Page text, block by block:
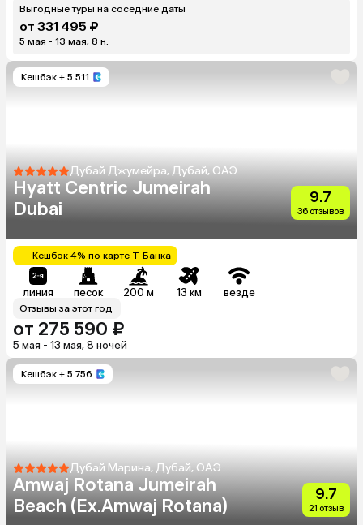
Выгодные туры на соседние даты
от 331 495 ₽
5 мая - 13 мая, 8 н.
Кешбэк + 5 511
Дубай Джумейра, Дубай, ОАЭ
Hyatt Centric Jumeirah
Dubai
9.7
36 отзывов
Кешбэк 4% по карте Т-Банка
линия песок 200 м 13 км везде
Отзывы за этот год
от 275 590 ₽
5 мая - 13 мая, 8 ночей
Кешбэк + 5 756
Дубай Марина, Дубай, ОАЭ
Amwaj Rotana Jumeirah
Beach (Ex.Amwaj Rotana)
9.7
21 отзыв